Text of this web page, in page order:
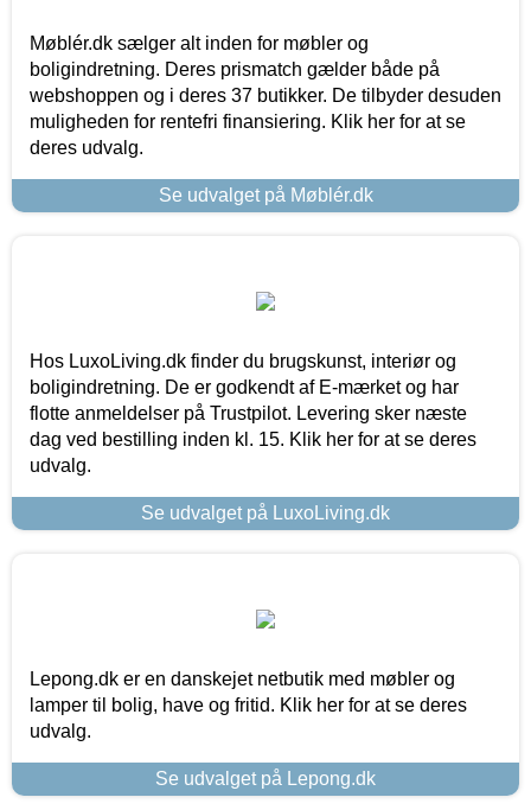
Møblér.dk sælger alt inden for møbler og
boligindretning. Deres prismatch gælder både på
webshoppen og i deres 37 butikker. De tilbyder desuden
muligheden for rentefri finansiering. Klik her for at se
deres udvalg.
Se udvalget på Møblér.dk
Hos LuxoLiving.dk finder du brugskunst, interiør og
boligindretning. De er godkendt af E-mærket og har
flotte anmeldelser på Trustpilot. Levering sker næste
dag ved bestilling inden kl. 15. Klik her for at se deres
udvalg.
Se udvalget på LuxoLiving.dk
Lepong.dk er en danskejet netbutik med møbler og
lamper til bolig, have og fritid. Klik her for at se deres
udvalg.
Se udvalget på Lepong.dk